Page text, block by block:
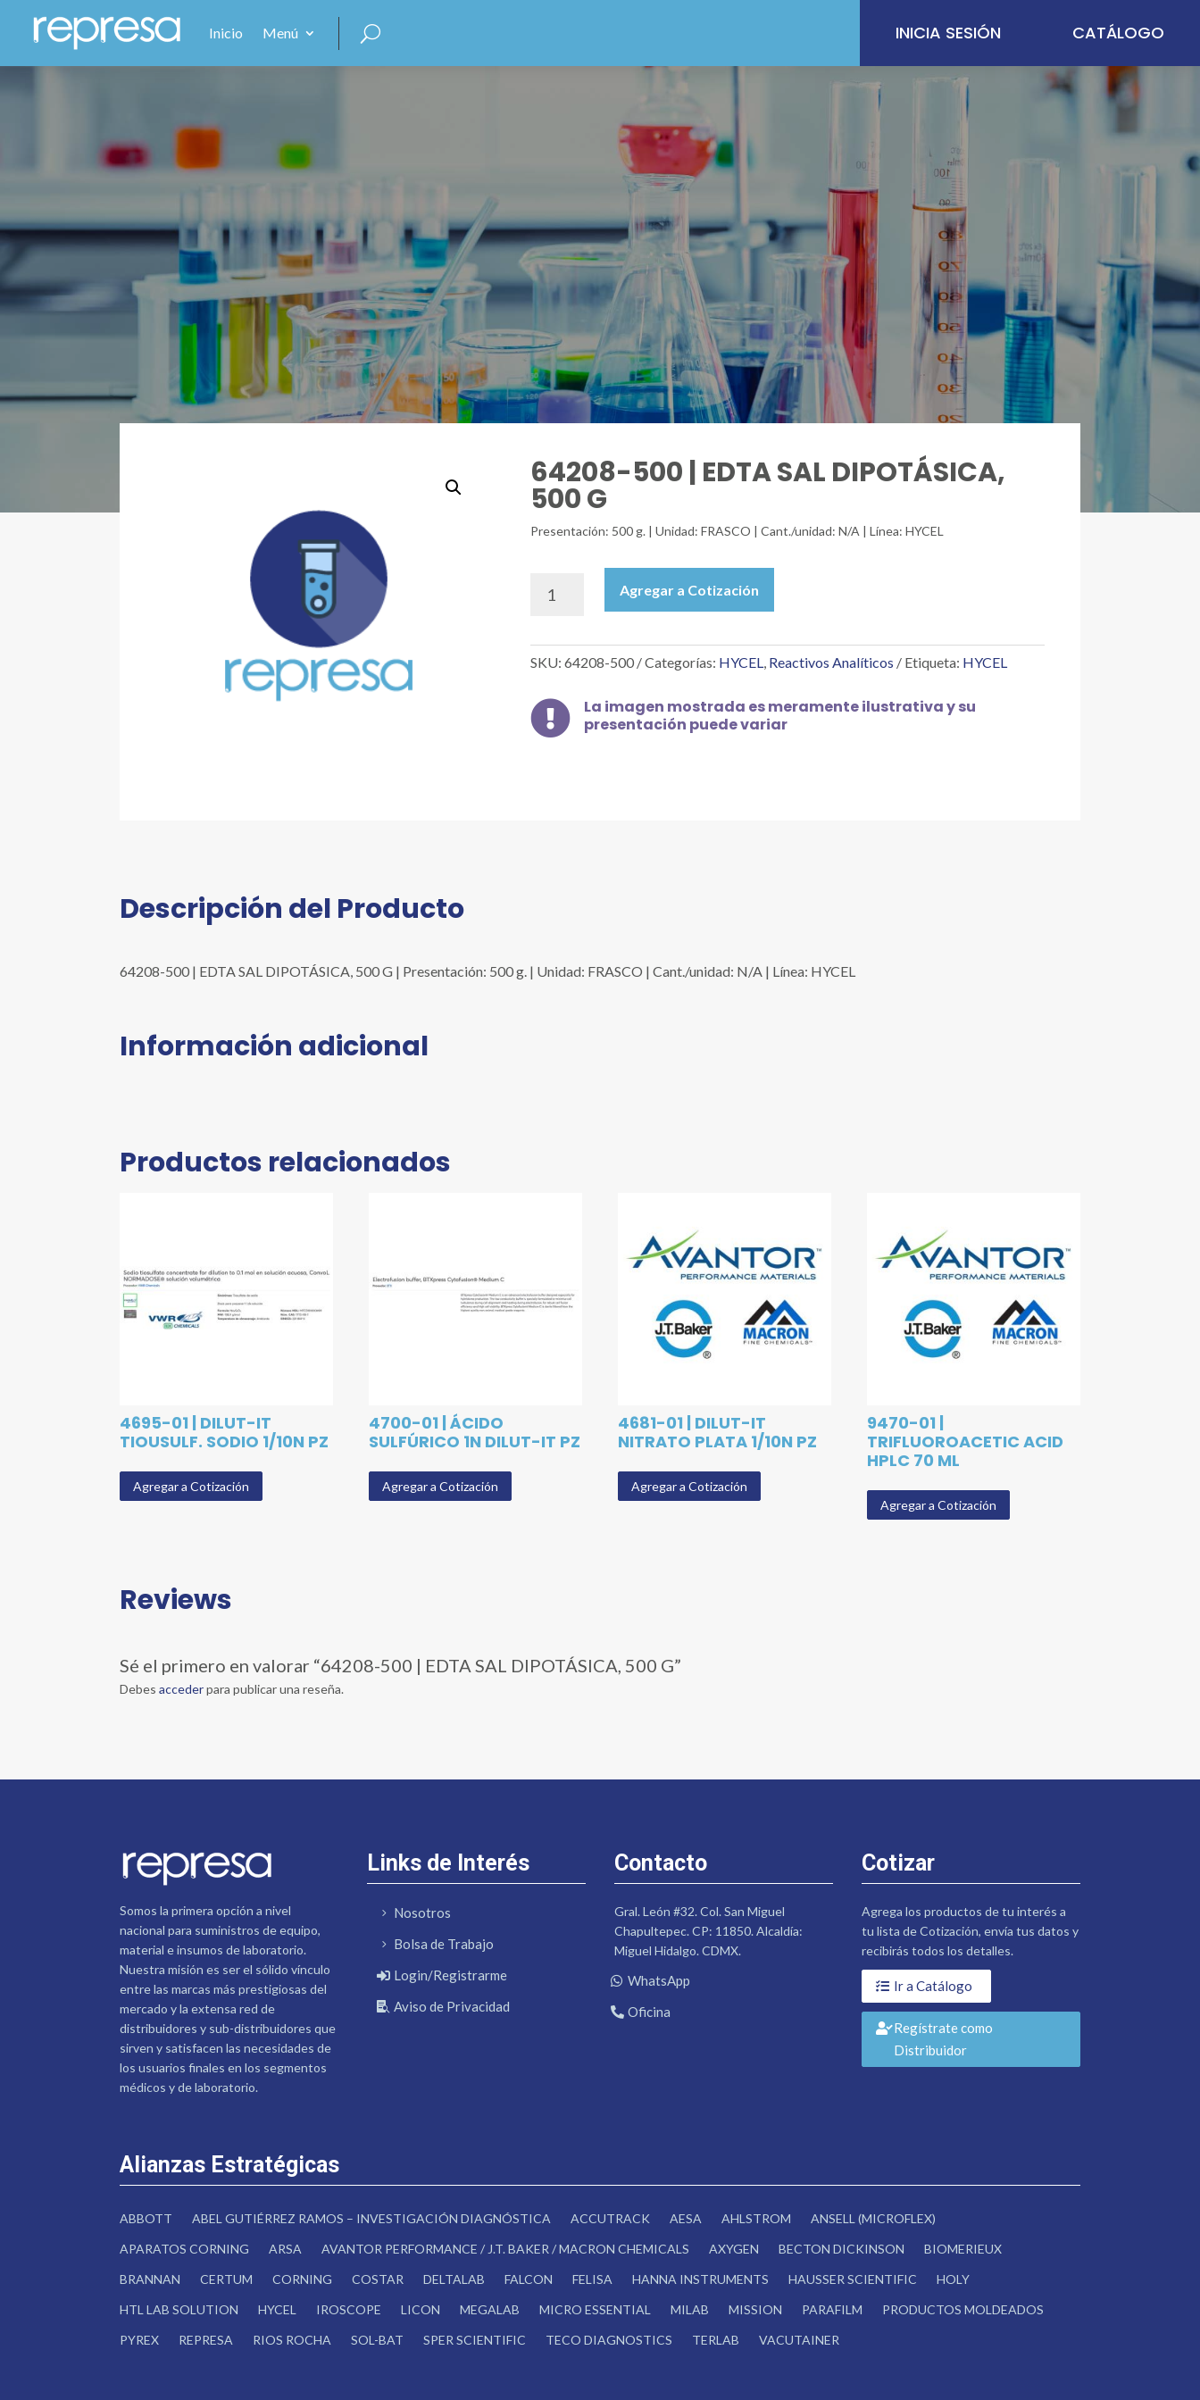
Inicio Menú INICIA SESIÓN CATÁLOGO
64208-500 | EDTA SAL DIPOTÁSICA,
500 G
Presentación: 500 g. | Unidad: FRASCO | Cant./unidad: N/A | Línea: HYCEL
500
EDTA
SAL
500
G
Agregar a Cotización
SKU:64208-500 Categorías: HYCEL, Reactivos Analíticos Etiqueta: HYCEL

La imagen mostrada es meramente ilustrativa y su
presentación puede variar
Descripción del Producto
64208-500 | EDTA SAL DIPOTÁSICA, 500 G | Presentación: 500 g. | Unidad: FRASCO | Cant./unidad: N/A | Línea: HYCEL
Información adicional
Productos relacionados
4695-01 | DILUT-IT
TIOUSULF. SODIO 1/10N PZ
Agregar a Cotización
4700-01 | ÁCIDO
SULFÚRICO 1N DILUT-IT PZ
Agregar a Cotización
4681-01 | DILUT-IT
NITRATO PLATA 1/10N PZ
Agregar a Cotización
9470-01 |
TRIFLUOROACETIC ACID
HPLC 70 ML
Agregar a Cotización
Reviews
Sé el primero en valorar “64208-500 | EDTA SAL DIPOTÁSICA, 500 G”
Debesaccederpara publicar una reseña.
Somos la primera opción a nivel
nacional para suministros de equipo,
material e insumos de laboratorio.
Nuestra misión es ser el sólido vínculo
entre las marcas más prestigiosas del
mercado y la extensa red de
distribuidores y sub-distribuidores que
sirven y satisfacen las necesidades de
los usuarios finales en los segmentos
médicos y de laboratorio.
Links de Interés
Nosotros
Bolsa de Trabajo
Login/Registrarme
Aviso de Privacidad
Contacto
Gral. León #32. Col. San Miguel
Chapultepec. CP: 11850. Alcaldía:
Miguel Hidalgo. CDMX.
WhatsApp
Oficina
Cotizar
Agrega los productos de tu interés a
tu lista de Cotización, envía tus datos y
recibirás todos los detalles.
Ir a Catálogo
Regístrate como
Distribuidor
Alianzas Estratégicas
ABBOTT ABEL GUTIÉRREZ RAMOS – INVESTIGACIÓN DIAGNÓSTICA ACCUTRACK AESA AHLSTROM
ANSELL (MICROFLEX)
APARATOS CORNING
ARSA AVANTOR PERFORMANCE / J.T. BAKER / MACRON CHEMICALS AXYGEN BECTON DICKINSON
BIOMERIEUX
BRANNAN
CERTUM CORNING COSTAR DELTALAB FALCON FELISA HANNA INSTRUMENTS HAUSSER SCIENTIFIC
HOLY
HTL LAB SOLUTION
HYCEL IROSCOPE LICON MEGALAB MICRO ESSENTIAL MILAB MISSION PARAFILM
PRODUCTOS MOLDEADOS
PYREX
REPRESA RIOS ROCHA SOL-BAT SPER SCIENTIFIC TECO DIAGNOSTICS TERLAB VACUTAINER